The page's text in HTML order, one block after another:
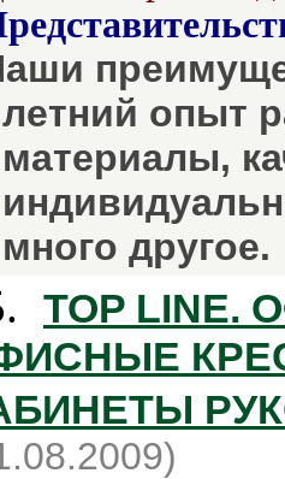
летний опыт
материалы,
много другое.
TOP